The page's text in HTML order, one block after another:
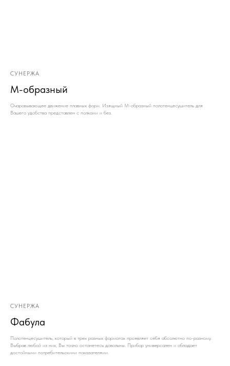
СУНЕРЖА
М-образный
Очаровывающее движение плавных форм. Изящный М-образный полотенцесушитель для
Вашего удобства представлен с полками и без.
СУНЕРЖА
Фабула
Полотенцесушитель, который в трех разных форматах проявляет себя абсолютно по-разному.
Выбрав любой из них, Вы точно останетесь довольны. Прибор универсален и обладает
достойными потребительскими показателями.